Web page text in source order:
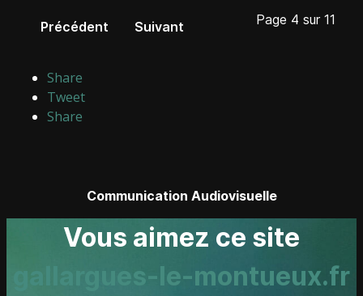
Page 4 sur 11
Précédent Suivant
Share
Tweet
Share
Communication Audiovisuelle
Vous aimez ce site
gallargues-le-montueux.fr